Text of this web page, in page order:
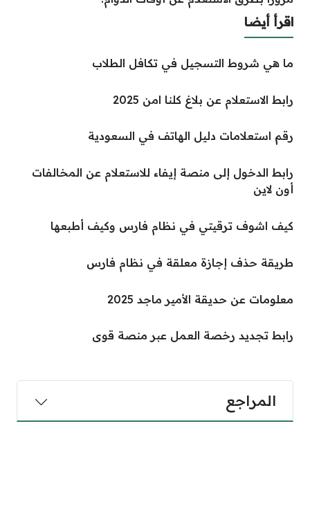
اقرأ أيضا
ما هي شروط التسجيل في تكافل الطلاب
رابط الاستعلام عن بلاغ كلنا امن 2025
رقم استعلامات دليل الهاتف في السعودية
رابط الدخول إلى منصة إيفاء للاستعلام عن المخالفات
أون لاين
كيف اشوف ترقيتي في نظام فارس وكيف أطبعها
طريقة حذف إجازة معلقة في نظام فارس
معلومات عن حديقة الأمير ماجد 2025
رابط تجديد رخصة العمل عبر منصة قوى
المراجع